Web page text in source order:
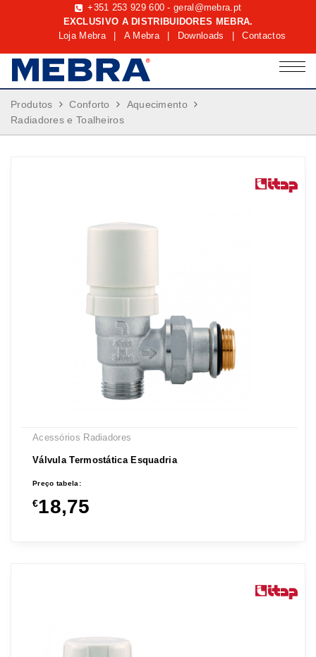
+351 253 929 600 -geral@mebra.pt
EXCLUSIVO A DISTRIBUIDORES MEBRA.
Loja Mebra
A Mebra Downloads Contactos
Produtos Conforto
Aquecimento
Radiadores e Toalheiros
Acessórios Radiadores
Válvula Termostática Esquadria
Preço tabela:
€18,75